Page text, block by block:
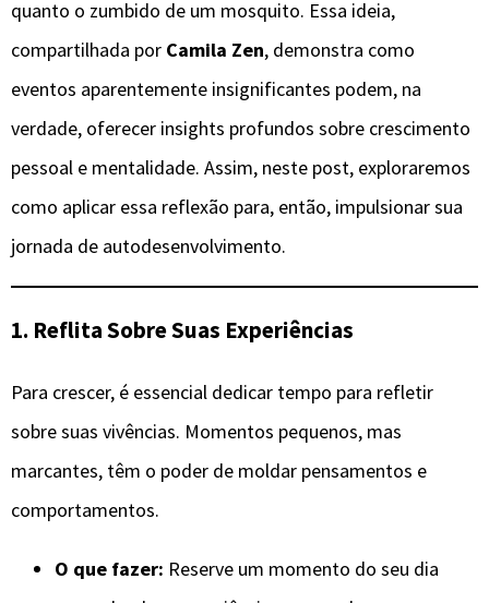
quanto o zumbido de um mosquito. Essa ideia,
compartilhada por Camila Zen, demonstra como
eventos aparentemente insignificantes podem, na
verdade, oferecer insights profundos sobre crescimento
pessoal e mentalidade. Assim, neste post, exploraremos
como aplicar essa reflexão para, então, impulsionar sua
jornada de autodesenvolvimento.
1. Reflita Sobre Suas Experiências
Para crescer, é essencial dedicar tempo para refletir
sobre suas vivências. Momentos pequenos, mas
marcantes, têm o poder de moldar pensamentos e
comportamentos.
O que fazer: Reserve um momento do seu dia